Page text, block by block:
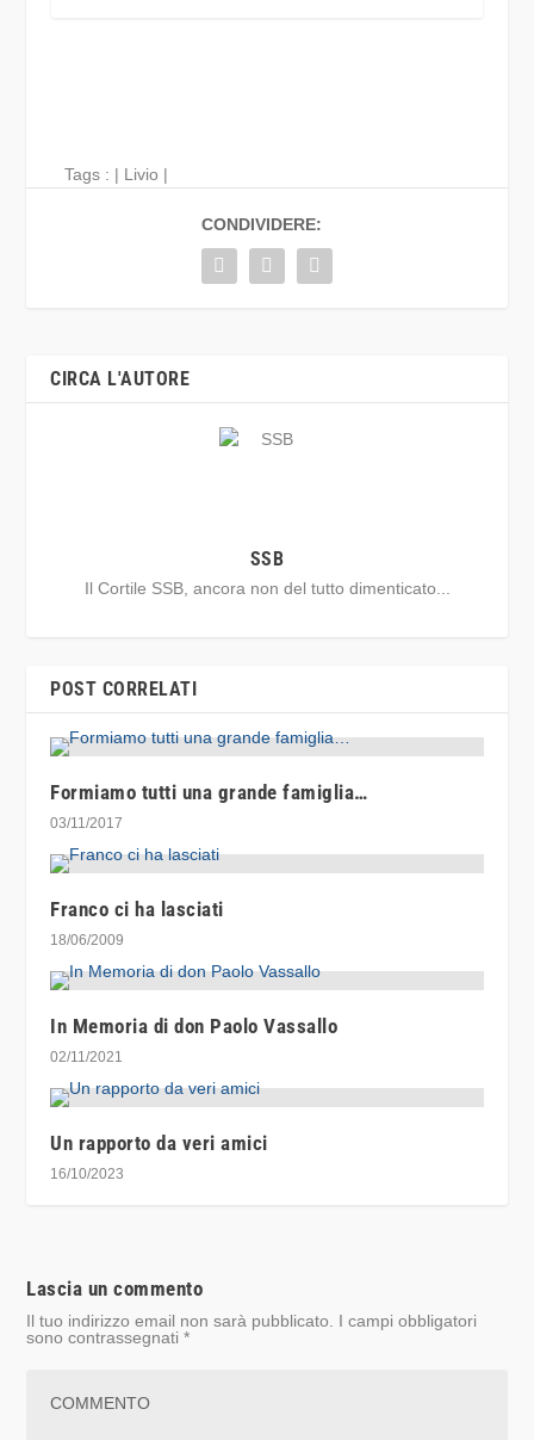
Tags : | Livio |
CONDIVIDERE:
CIRCA L'AUTORE
SSB
Il Cortile SSB, ancora non del tutto dimenticato...
POST CORRELATI
Formiamo tutti una grande famiglia…
03/11/2017
Franco ci ha lasciati
18/06/2009
In Memoria di don Paolo Vassallo
02/11/2021
Un rapporto da veri amici
16/10/2023
Lascia un commento
Il tuo indirizzo email non sarà pubblicato. I campi obbligatori
sono contrassegnati*